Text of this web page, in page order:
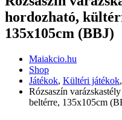
hordozható,
135x105cm (BBJ)
Maiakcio.hu
Shop
Játékok, Kültéri játékok,
Rózsaszín
beltérre, 135x105cm